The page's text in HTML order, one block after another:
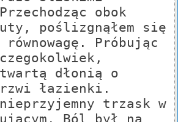
obok
poślizgnąłem się
Próbując
dłonią o
łazienki.
nieprzyjemny trzask w
Ból był na